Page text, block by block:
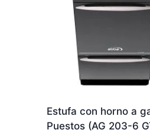
Estufa con horno a
Puestos (AG 203-6